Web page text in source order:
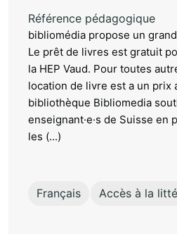
Référence pédagogique
bibliomédia propose un
Le prêt de livres est gratuit
la HEP Vaud. Pour toutes
location de livre est a un prix
bibliothèque Bibliomedia
enseignant·e·s de Suisse en
les (...)
Français Accès à la